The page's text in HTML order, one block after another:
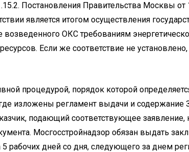
Постановления Правительства Москвы
является итогом осуществления
возведенного ОКС требованиям
Если же соответствие не
процедурой, порядок которой
изложены регламент выдачи и содержание
подающий соответствующее заявление,
Мосгосстройнадзор обязан выдать
рабочих дней со дня, следующего за днем